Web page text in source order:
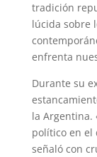
tradición
lúcida sobre
enfrenta
Durante su
la Argentina.
político en el
señaló con